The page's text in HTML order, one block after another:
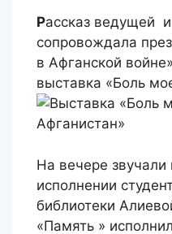
Рассказ ведущей
сопровождала
в Афганской
выставка «Боль
На вечере звучали
исполнении
библиотеки
«Память »